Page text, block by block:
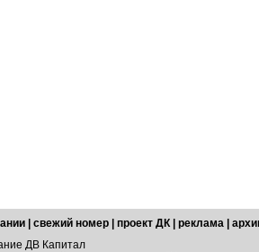
свежий номер проект ДК реклама
ДВ Капитал